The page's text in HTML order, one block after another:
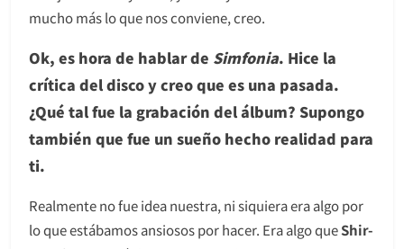
mucho más lo que nos conviene, creo.
Ok, es hora de hablar de Simfonia. Hice la
crítica del disco y creo que es una pasada.
¿Qué tal fue la grabación del álbum? Supongo
también que fue un sueño hecho realidad para
ti.
Realmente no fue idea nuestra, ni siquiera era algo por
lo que estábamos ansiosos por hacer. Era algo queShir-